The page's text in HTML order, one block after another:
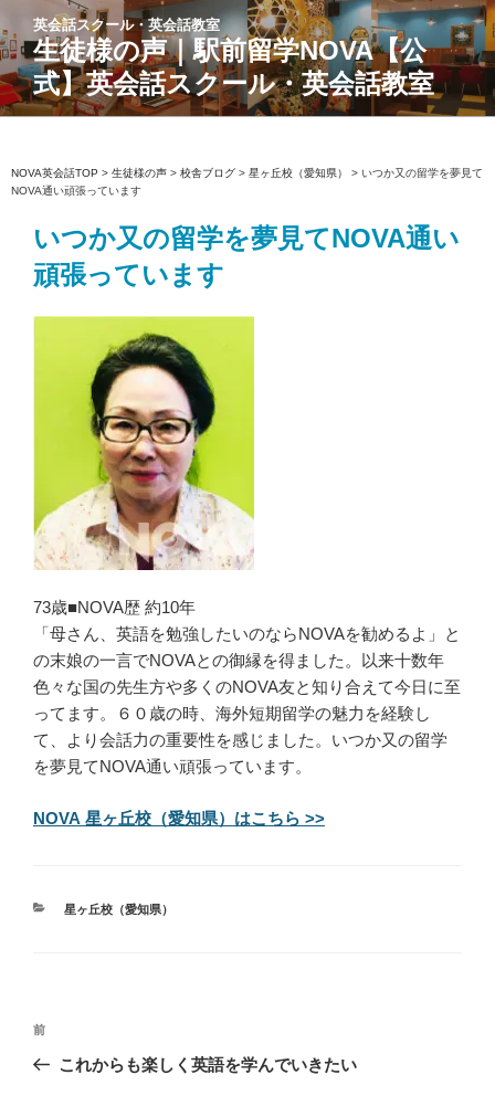
ン
テ
ン
ツ
ス
キ
英会話スクール・英会話教室
生徒様の声｜駅前留学NOVA【公
式】英会話スクール・英会話教室
NOVA英会話TOP > 生徒様の声 > 校舎ブログ > 星ヶ丘校（愛知県） > いつか又の留学を夢見て
NOVA通い頑張っています
いつか又の留学を夢見てNOVA通い
頑張っています
73歳■NOVA歴 約10年
「母さん、英語を勉強したいのならNOVAを勧めるよ」と
の末娘の一言でNOVAとの御縁を得ました。以来十数年
色々な国の先生方や多くのNOVA友と知り合えて今日に至
ってます。６０歳の時、海外短期留学の魅力を経験し
て、より会話力の重要性を感じました。いつか又の留学
を夢見てNOVA通い頑張っています。
NOVA 星ヶ丘校（愛知県）はこちら >>
カ
星ヶ丘校（愛知県）
投
ナ
過
去
前
これからも楽しく英語を学んでいきたい